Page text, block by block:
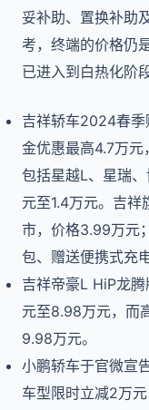
妥补助、置换补助
考，终端的价格仍
已进入到白热化阶段
吉祥轿车2024春
金优惠最高4.7万
包括星越L、星瑞
元至1.4万元。吉
市，价格3.99万元
包、赠送便携式充
吉祥帝豪L HiP龙
元至8.98万元，而
9.98万元。
小鹏轿车于官微宣
车型限时立减2万